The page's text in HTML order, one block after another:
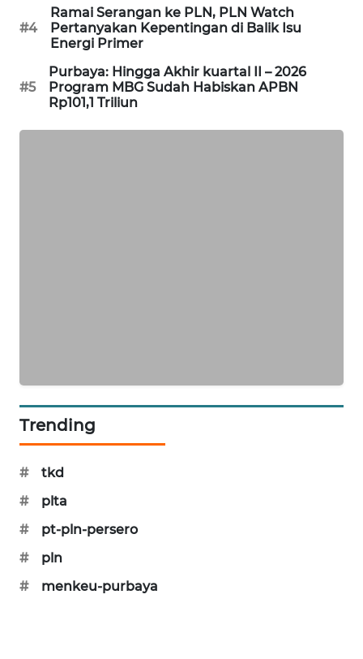
#4
Ramai Serangan ke PLN, PLN Watch
Pertanyakan Kepentingan di Balik Isu
Energi Primer
#5
Purbaya: Hingga Akhir kuartal II – 2026
Program MBG Sudah Habiskan APBN
Rp101,1 Triliun
Trending
#
tkd
#
plta
#
pt-pln-persero
#
pln
#
menkeu-purbaya
FORWAMKI
ALPERKLINAS
FORJASIDA
NEWS
MEDAN
METRO
JAKARTA
NEWS